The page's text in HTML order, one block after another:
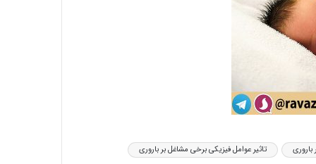
باروری
تاثیر عوامل فیزیکی برخی مشاغل بر باروری
کربوهیدرات می شود
افطار با آب یخ خیلی خطرناکه…
🏴 شهادت امام کاظم علیه السلام تسلیت باد
🏴